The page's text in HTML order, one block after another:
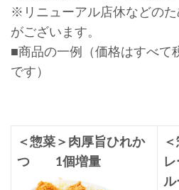
※リニューアル店休などの
がございます。
■商品の一例（価格はすべて
です）
＜惣菜＞肉厚旨ひれか
つ 1個増量
ル